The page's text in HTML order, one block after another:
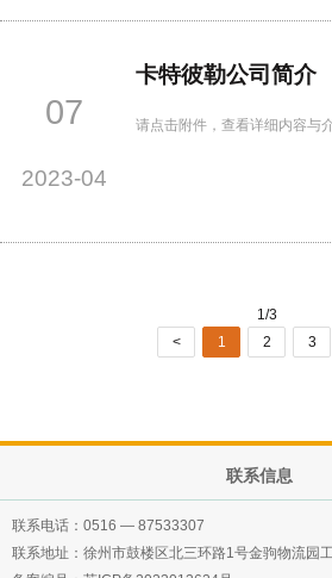
07
2023-04
卡特彼勒公司简介
请点击附件，查看详细内容与
1/3
<
1 2 3
联系信息
联系电话： 0516 — 87533307
联系地址：徐州市鼓楼区北三环路1号金驹物流园